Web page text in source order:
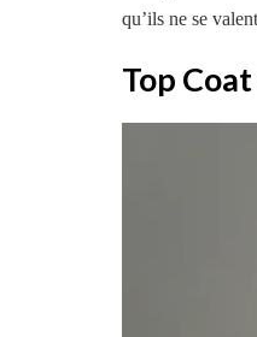
qu’ils ne se
Top